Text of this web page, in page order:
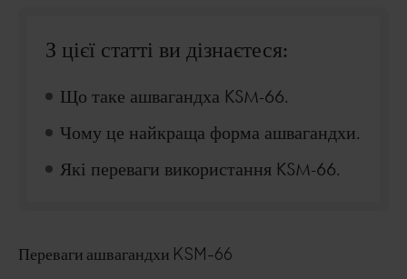
З цієї статті ви дізнаєтеся:
Що таке ашвагандха KSM-66.
Чому це найкраща форма ашвагандхи.
Які переваги використання KSM-66.
Переваги ашвагандхи KSM-66